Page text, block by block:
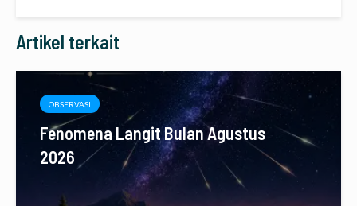
Artikel terkait
OBSERVASI
Fenomena Langit Bulan Agustus
2026